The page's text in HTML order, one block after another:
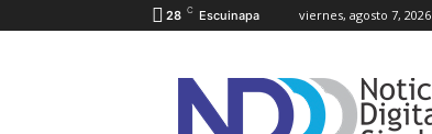
28 C Escuinapa viernes, agosto 7, 2026